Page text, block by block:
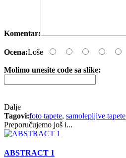
Komentar:
Ocena:Loše
Molimo unesite code sa slike:
Dalje
Tagovi:foto tapete, samolepljive tapete
Preporučujemo još i...
ABSTRACT 1